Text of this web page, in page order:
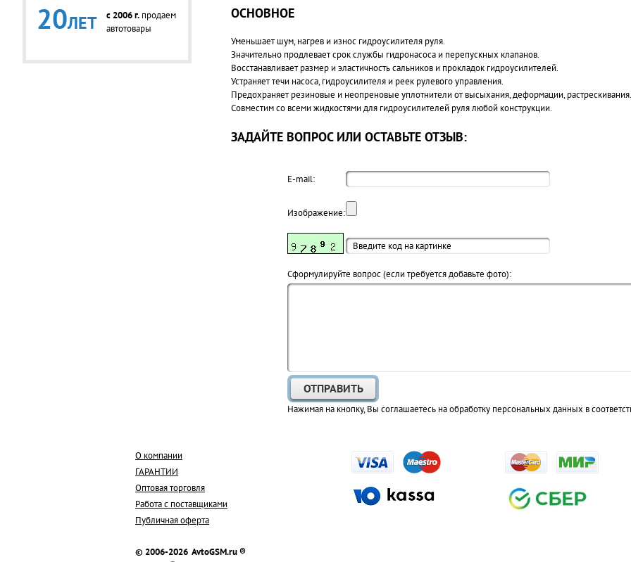
20ЛЕТ c 2006 г. продаем
автотовары
ОСНОВНОЕ
Уменьшает шум, нагрев и износ гидроусилителя руля.
Значительно продлевает срок службы гидронасоса и перепускных клапанов.
Восстанавливает размер и эластичность сальников и прокладок гидроусилителей.
Устраняет течи насоса, гидроусилителя и реек рулевого управления.
Предохраняет резиновые и неопреновые уплотнители от высыхания, деформации, растрескивания.
Совместим со всеми жидкостями для гидроусилителей руля любой конструкции.
ЗАДАЙТЕ ВОПРОС ИЛИ ОСТАВЬТЕ ОТЗЫВ:
E-mail:
Изображение:
Cформулируйте вопрос (если требуется добавьте фото):
Нажимая на кнопку, Вы соглашаетесь на обработку персональных данных в
О компании
ГАРАНТИИ
Оптовая торговля
Работа с поставщиками
Публичная оферта
© 2006-2026 AvtoGSM.ru ®